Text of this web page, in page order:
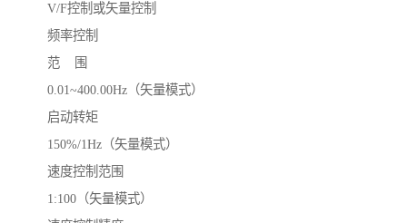
V/F控制或矢量控制
频率控制
范 围
0.01~400.00Hz（矢量模式）
启动转矩
150%/1Hz（矢量模式）
速度控制范围
1:100（矢量模式）